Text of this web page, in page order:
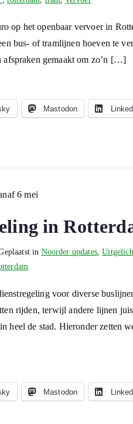
op het openbaar vervoer in
bus- of tramlijnen hoeven te
gemaakt om zo’n […]
Mastodon
in
in Noorder updates,
voor diverse
rijden, terwijl andere lijnen
heel de stad. Hieronder zetten
Mastodon